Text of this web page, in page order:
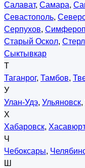
Салават, Самара,
Севастополь,
Серпухов,
Старый Оскол,
Сыктывкар
Т
Таганрог, Тамбов,
У
Улан-Удэ, Ульяновск,
Х
Хабаровск, Хасавюрт
Ч
Чебоксары,
Ш